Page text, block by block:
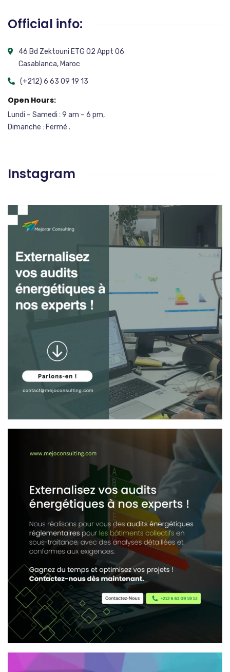
Official info:
46 Bd Zektouni ETG 02 Appt 06
Casablanca, Maroc
(+212) 6 63 09 19 13
Open Hours:
Lundi – Samedi : 9 am – 6 pm,
Dimanche : Fermé .
Instagram